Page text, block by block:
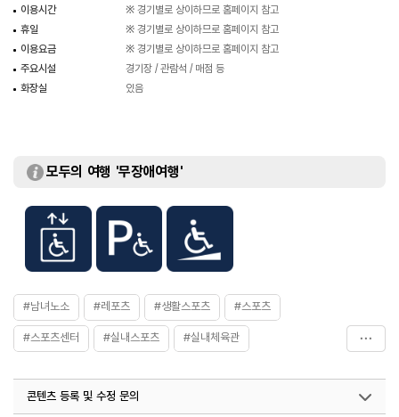
이용시간
※ 경기별로 상이하므로 홈페이지 참고
휴일
※ 경기별로 상이하므로 홈페이지 참고
이용요금
※ 경기별로 상이하므로 홈페이지 참고
주요시설
경기장 / 관람석 / 매점 등
화장실
있음
모두의 여행 '무장애여행'
#남녀노소 #레포츠 #생활스포츠 #스포츠
#스포츠센터 #실내스포츠 #실내체육관
콘텐츠 등록 및 수정 문의